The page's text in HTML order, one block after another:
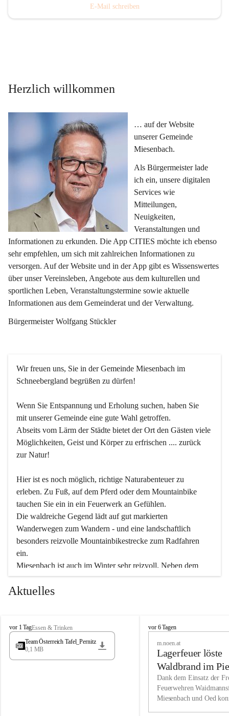
E-Mail schreiben
Herzlich willkommen
… auf der Website
unserer Gemeinde
Miesenbach.
Als Bürgermeister lade
ich ein, unsere digitalen
Services wie
Mitteilungen,
Neuigkeiten,
Veranstaltungen und
Informationen zu erkunden. Die App CITIES möchte ich ebenso
sehr empfehlen, um sich mit zahlreichen Informationen zu
versorgen. Auf der Website und in der App gibt es Wissenswertes
über unser Vereinsleben, Angebote aus dem kulturellen und
sportlichen Leben, Veranstaltungstermine sowie aktuelle
Informationen aus dem Gemeinderat und der Verwaltung.
Bürgermeister Wolfgang Stückler
Wir freuen uns, Sie in der Gemeinde Miesenbach im
Schneebergland begrüßen zu dürfen!
Wenn Sie Entspannung und Erholung suchen, haben Sie
mit unserer Gemeinde eine gute Wahl getroffen.
Abseits vom Lärm der Städte bietet der Ort den Gästen viele
Möglichkeiten, Geist und Körper zu erfrischen .... zurück
zur Natur!
Hier ist es noch möglich, richtige Naturabenteuer zu
erleben. Zu Fuß, auf dem Pferd oder dem Mountainbike
tauchen Sie ein in ein Feuerwerk an Gefühlen.
Die waldreiche Gegend lädt auf gut markierten
Wanderwegen zum Wandern - und eine landschaftlich
besonders reizvolle Mountainbikestrecke zum Radfahren
ein.
Miesenbach ist auch im Winter sehr reizvoll. Neben dem
Eisstockschießen gibt es auf dem nahe gelegenen Unterberg
wunderschöne Naturschneepisten, die zum Schifahren oder
vielfältige Angebot unserer Kulturvereine.
Überzeugen Sie sich selbst, dass Sie in Miesenbach sowie
in den Beherbergungsbetrieben, Gaststätten und urigen
Wir kennen Miesenbach als lebens- und liebenswerten Ort.
Tradition und Innovation werden ebenso groß geschrieben
Aktuelles
M
i
s
vor 1 TagEssen & Trinken
Team Österreich Tafel_Pernitz
0,1 MB
M
h
vor 6 Tagen
m.noen.at
Lagerfeuer löste
Waldbrand im
aus
Dank dem Einsatz der
Feuerwehren
Miesenbach und Oed